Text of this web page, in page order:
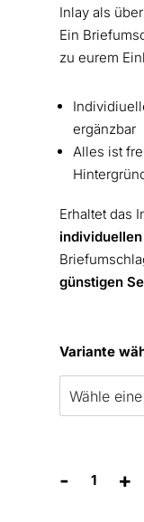
Inlay als
Ein
zu eurem
ergänzbar
Alles ist
Erhaltet das
günstigen
Variante
- +